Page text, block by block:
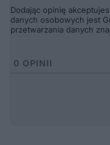
Dodając opinię
danych osobowych jest
przetwarzania danych
0 OPINII